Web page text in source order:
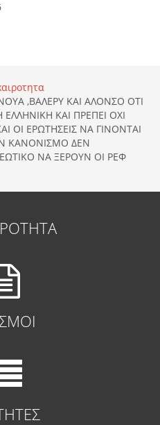
,ΒΑΛΕΡΥ ΚΑΙ ΑΛΟΝΣΟ ΟΤΙ
ΚΑΙ ΠΡΕΠΕΙ ΟΧΙ
ΕΡΩΤΗΣΕΙΣ ΝΑ ΓΙΝΟΝΤΑΙ
ΚΑΝΟΝΙΣΜΟ ΔΕΝ
ΝΑ ΞΕΡΟΥΝ ΟΙ ΡΕΦ